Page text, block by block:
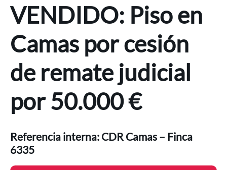
VENDIDO: Piso en
Camas por cesión
de remate judicial
por 50.000 €
Referencia interna: CDR Camas – Finca
6335